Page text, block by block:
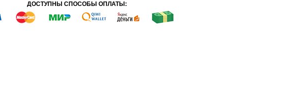
ДОСТУПНЫ СПОСОБЫ ОПЛАТЫ: